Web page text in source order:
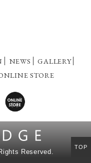
NEWS
GALLERY
STORE
Reserved.
TOP